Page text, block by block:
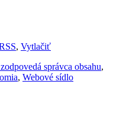
, Vytlačiť
správca obsahu,
, Webové sídlo